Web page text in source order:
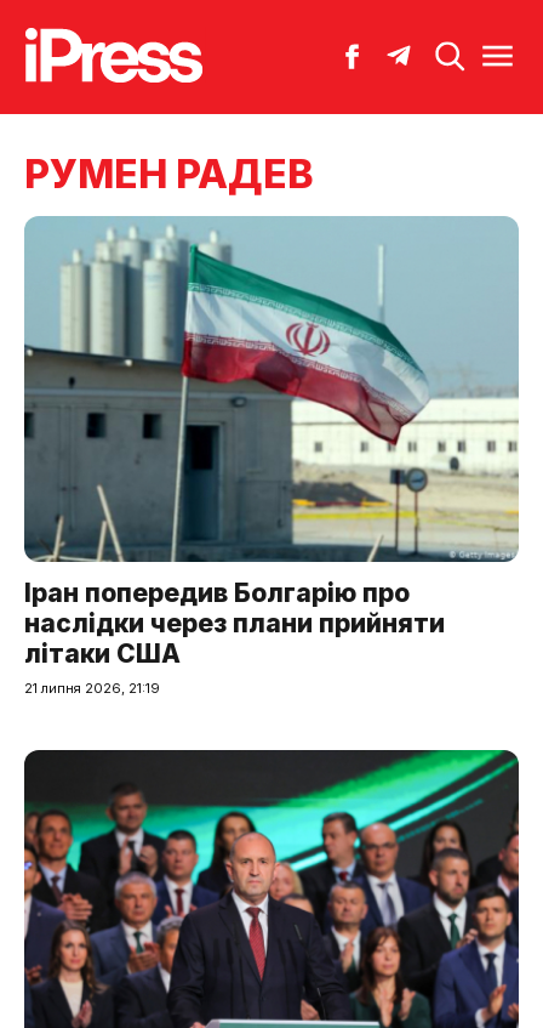
РУМЕН РАДЕВ
Іран попередив Болгарію про
наслідки через плани прийняти
літаки США
21 липня 2026, 21:19